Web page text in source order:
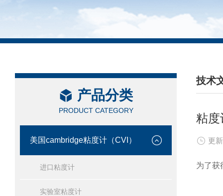
产品分类
PRODUCT CATEGORY
美国cambridge粘度计（CVI）
进口粘度计
实验室粘度计
技术
/
粘度
更
为了获